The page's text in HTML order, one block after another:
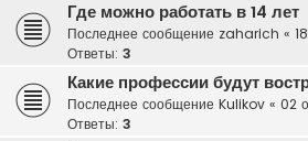
Где можно работать в 14 лет
Последнее сообщение zaharich «
Ответы: 3
Какие профессии будут
Последнее сообщение Kulikov « 02
Ответы: 3